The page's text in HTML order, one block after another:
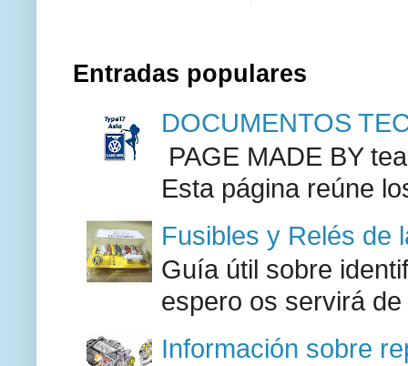
Entradas populares
DOCUMENTOS
PAGE MADE BY
Esta página reúne
Fusibles y Relés de
Guía útil sobre
espero os servirá
Información sobre